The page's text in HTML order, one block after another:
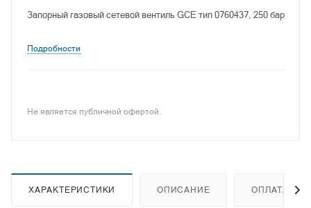
Запорный газовый сетевой вентиль GCE тип 0760437, 250 бар
Подробности
Не является публичной офертой.
ХАРАКТЕРИСТИКИ ОПИСАНИЕ ОПЛАТА